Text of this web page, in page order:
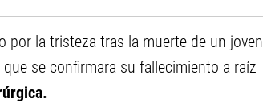
por la tristeza tras la muerte de un joven
se confirmara su fallecimiento a raíz